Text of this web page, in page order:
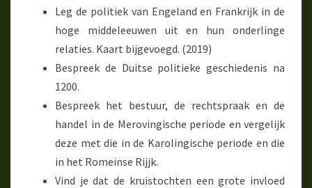
Leg de politiek van Engeland en Frankrijk in de
hoge middeleeuwen uit en hun onderlinge
relaties. Kaart bijgevoegd. (2019)
Bespreek de Duitse politieke geschiedenis na
1200.
Bespreek het bestuur, de rechtspraak en de
handel in de Merovingische periode en vergelijk
deze met die in de Karolingische periode en die
in het Romeinse Rijjk.
Vind je dat de kruistochten een grote invloed